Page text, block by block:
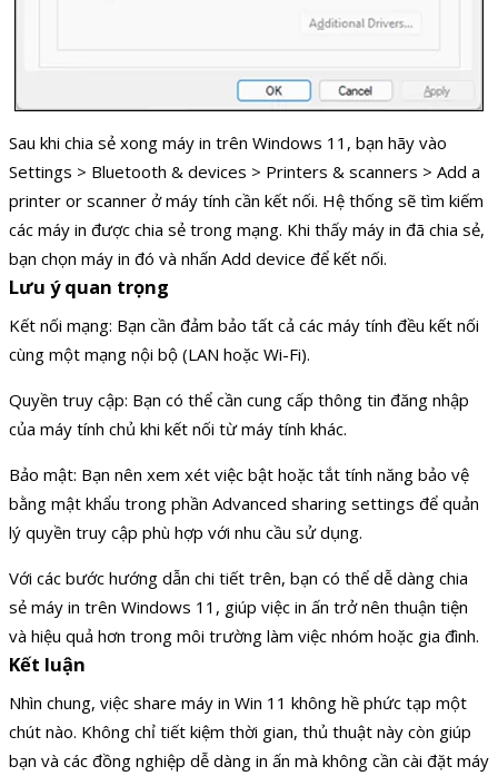
Sau khi chia sẻ xong máy in trên Windows 11, bạn hãy vào
Settings > Bluetooth & devices > Printers & scanners > Add a
printer or scanner ở máy tính cần kết nối. Hệ thống sẽ tìm kiếm
các máy in được chia sẻ trong mạng. Khi thấy máy in đã chia sẻ,
bạn chọn máy in đó và nhấn Add device để kết nối.
Lưu ý quan trọng
Kết nối mạng: Bạn cần đảm bảo tất cả các máy tính đều kết nối
cùng một mạng nội bộ (LAN hoặc Wi-Fi).
Quyền truy cập: Bạn có thể cần cung cấp thông tin đăng nhập
của máy tính chủ khi kết nối từ máy tính khác.
Bảo mật: Bạn nên xem xét việc bật hoặc tắt tính năng bảo vệ
bằng mật khẩu trong phần Advanced sharing settings để quản
lý quyền truy cập phù hợp với nhu cầu sử dụng.
Với các bước hướng dẫn chi tiết trên, bạn có thể dễ dàng chia
sẻ máy in trên Windows 11, giúp việc in ấn trở nên thuận tiện
và hiệu quả hơn trong môi trường làm việc nhóm hoặc gia đình.
Kết luận
Nhìn chung, việc share máy in Win 11 không hề phức tạp một
chút nào. Không chỉ tiết kiệm thời gian, thủ thuật này còn giúp
bạn và các đồng nghiệp dễ dàng in ấn mà không cần cài đặt máy